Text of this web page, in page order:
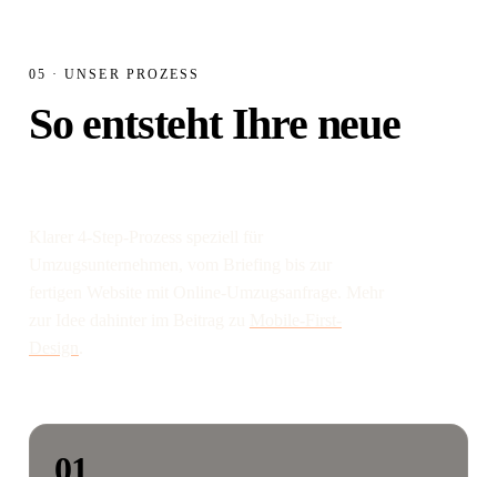
05 · UNSER PROZESS
So entsteht Ihre neue
01